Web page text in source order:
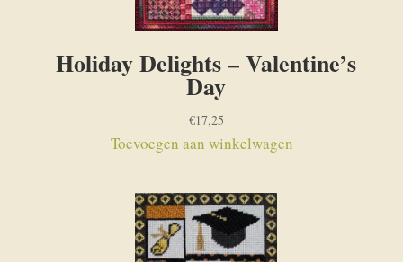
Holiday Delights – Valentine’s
Day
€17,25
Toevoegen aan winkelwagen